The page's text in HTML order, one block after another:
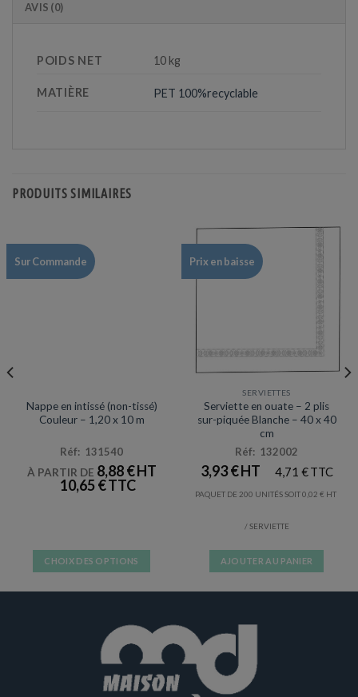
AVIS (0)
POIDS NET 10 kg
MATIÈRE PET 100%recyclable
PRODUITS SIMILAIRES
Sur Commande
Nappe en intissé (non-tissé)
Couleur – 1,20 x 10 m
Réf: 131540
À PARTIR DE 8,88€
10,65€
CHOIX DES OPTIONS
plusieurs
variations.
Les
options
Prix en baisse
SERVIETTES
Serviette en ouate – 2 plis
sur-piquée Blanche – 40 x 40
cm
Réf: 132002
3,93€ 4,71 €
PAQUET DE 200 UNITÉS SOIT0,02 €
/ SERVIETTE
AJOUTER AU PANIER